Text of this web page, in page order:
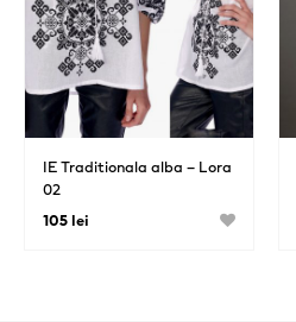
IE Traditionala alba – Lora
02
105 lei